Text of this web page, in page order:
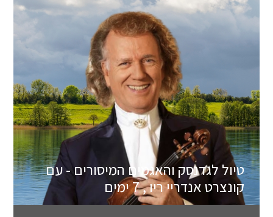
טיול לגדנסק והאגמים המיסורים - עם
קונצרט אנדריי ריו , 7 ימים